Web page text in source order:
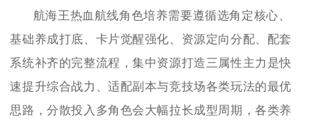
航海王热血航线角色培养需要遵循选角定核心、
基础养成打底、卡片觉醒强化、资源定向分配、配套
系统补齐的完整流程，集中资源打造三属性主力是快
速提升综合战力、适配副本与竞技场各类玩法的最优
思路，分散投入多角色会大幅拉长成型周期，各类养